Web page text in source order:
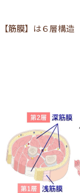
【筋膜】 は６層構造